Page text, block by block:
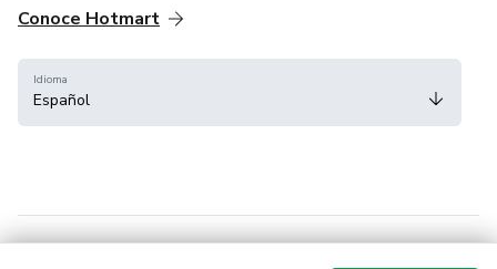
Conoce Hotmart
Idioma
Español